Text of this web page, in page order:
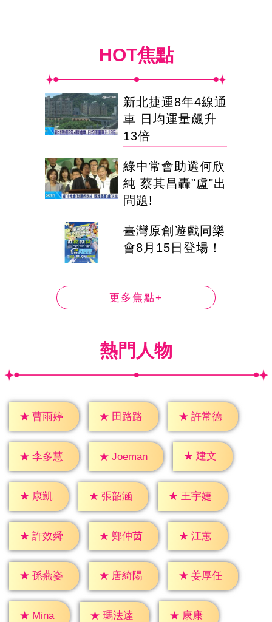
HOT焦點
新北捷運8年4線通
車 日均運量飆升
13倍
綠中常會助選何欣
純 蔡其昌轟"盧"出
問題!
臺灣原創遊戲同樂
會8月15日登場！
更多焦點+
熱門人物
★ 曹雨婷 ★ 田路路 ★ 許常德
★ 李多慧 ★ Joeman ★ 建文
★ 康凱 ★ 張韶涵 ★ 王宇婕
★ 許效舜 ★ 鄭仲茵 ★ 江蕙
★ 孫燕姿 ★ 唐綺陽 ★ 姜厚任
★ Mina ★ 瑪法達 ★ 康康